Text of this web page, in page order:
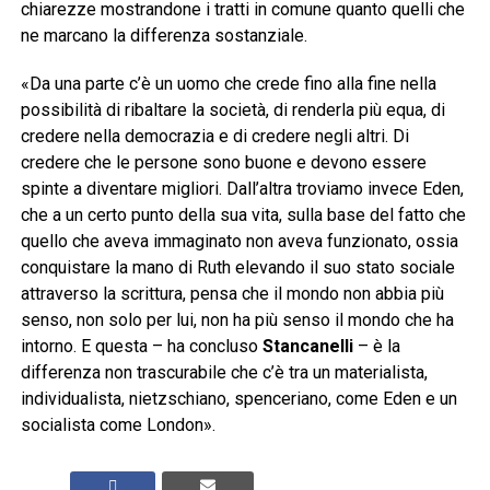
chiarezze mostrandone i tratti in comune quanto quelli che
ne marcano la differenza sostanziale.
«Da una parte c’è un uomo che crede fino alla fine nella
possibilità di ribaltare la società, di renderla più equa, di
credere nella democrazia e di credere negli altri. Di
credere che le persone sono buone e devono essere
spinte a diventare migliori. Dall’altra troviamo invece Eden,
che a un certo punto della sua vita, sulla base del fatto che
quello che aveva immaginato non aveva funzionato, ossia
conquistare la mano di Ruth elevando il suo stato sociale
attraverso la scrittura, pensa che il mondo non abbia più
senso, non solo per lui, non ha più senso il mondo che ha
intorno. E questa – ha concluso Stancanelli– è la
differenza non trascurabile che c’è tra un materialista,
individualista, nietzschiano, spenceriano, come Eden e un
socialista come London».